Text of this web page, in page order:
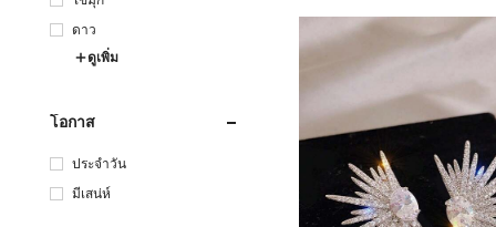
ดาว
ดูเพิ่ม
โอกาส
ประจำวัน
มีเสน่ห์